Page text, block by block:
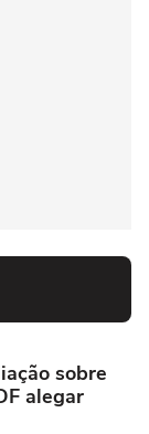
sobre
alegar